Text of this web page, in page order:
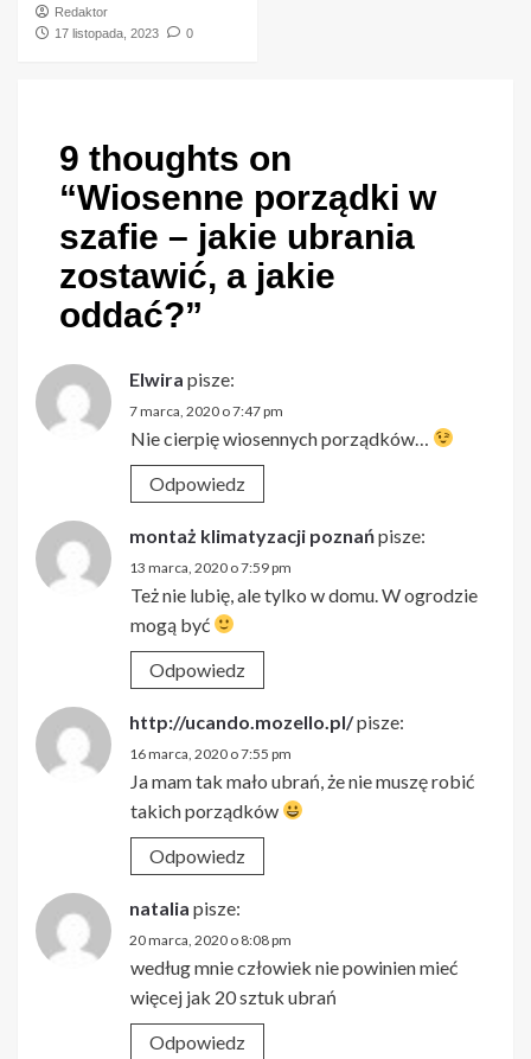
Redaktor
17 listopada, 2023
0
9 thoughts on
“Wiosenne porządki w
szafie – jakie ubrania
zostawić, a jakie
oddać?”
Elwira pisze:
7 marca, 2020 o 7:47 pm
Nie cierpię wiosennych porządków…
Odpowiedz
montaż klimatyzacji poznańpisze:
13 marca, 2020 o 7:59 pm
Też nie lubię, ale tylko w domu. W ogrodzie
mogą być
Odpowiedz
http://ucando.mozello.pl/pisze:
16 marca, 2020 o 7:55 pm
Ja mam tak mało ubrań, że nie muszę robić
takich porządków
Odpowiedz
natalia pisze:
20 marca, 2020 o 8:08 pm
według mnie człowiek nie powinien mieć
więcej jak 20 sztuk ubrań
Odpowiedz